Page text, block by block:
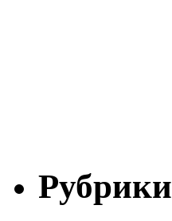
Рубрики